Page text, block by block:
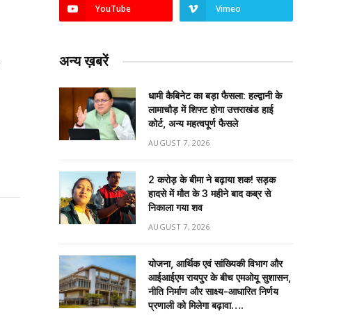
YouTube Vimeo
अन्य ख़बरें
धामी कैबिनेट का बड़ा फैसला: हल्द्वानी के
लामाचौड़ में शिफ्ट होगा उत्तराखंड हाई
कोर्ट, अन्य महत्वपूर्ण फैसले
AUGUST 7, 2026
2 करोड़ के बीमा ने बढ़ाया शक! सड़क
हादसे में मौत के 3 महीने बाद कब्र से
निकाला गया शव
AUGUST 7, 2026
योजना, आर्थिक एवं सांख्यिकी विभाग और
आईआईएम रायपुर के बीच एमओयू सुशासन,
नीति निर्माण और साक्ष्य-आधारित निर्णय
प्रणाली को मिलेगा बढ़ावा….